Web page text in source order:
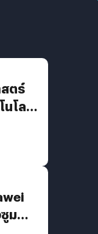
สตร์
นโลยี
ม